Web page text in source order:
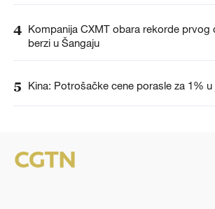
4 Kompanija CXMT obara rekorde prvog
berzi u Šangaju
5 Kina: Potrošačke cene porasle za 1% u